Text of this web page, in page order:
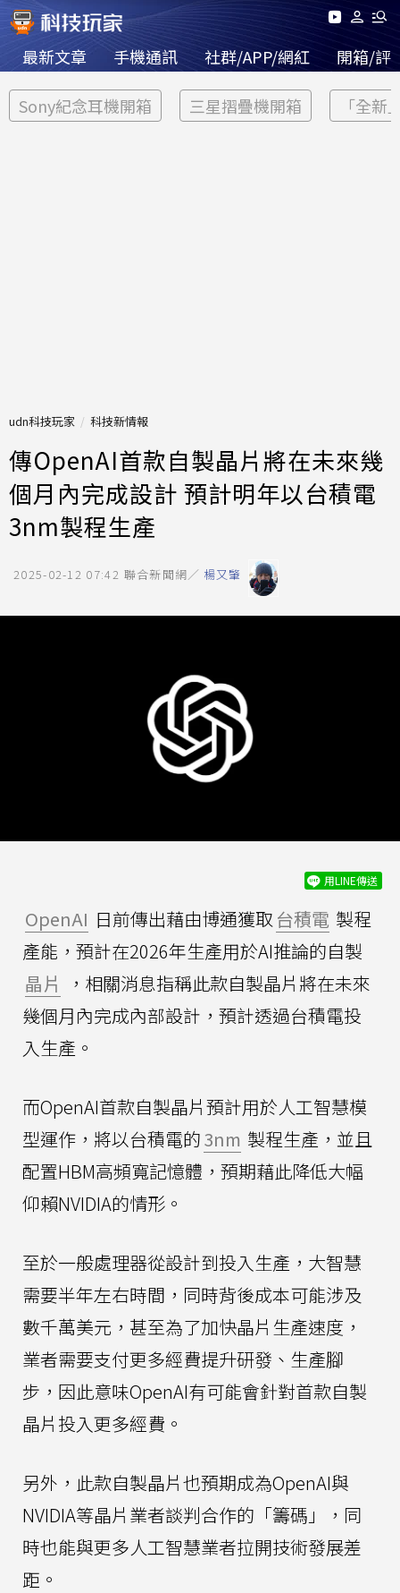
最新文章 手機通訊 社群/APP/網紅 開箱/評
Sony紀念耳機開箱 三星摺疊機開箱 「全新
udn科技玩家 科技新情報
傳OpenAI首款自製晶片將在未來幾
個月內完成設計 預計明年以台積電
3nm製程生產
2025-02-12 07:42 聯合新聞網／ 楊又肇
用LINE傳送
OpenAI 日前傳出藉由博通獲取 台積電 製程
產能，預計在2026年生產用於AI推論的自製
晶片
，相關消息指稱此款自製晶片將在未來
幾個月內完成內部設計，預計透過台積電投
入生產。
而OpenAI首款自製晶片預計用於人工智慧模
型運作，將以台積電的3nm 製程生產，並且
配置HBM高頻寬記憶體，預期藉此降低大幅
仰賴NVIDIA的情形。
至於一般處理器從設計到投入生產，大智慧
需要半年左右時間，同時背後成本可能涉及
數千萬美元，甚至為了加快晶片生產速度，
業者需要支付更多經費提升研發、生產腳
步，因此意味OpenAI有可能會針對首款自製
晶片投入更多經費。
另外，此款自製晶片也預期成為OpenAI與
NVIDIA等晶片業者談判合作的「籌碼」，同
時也能與更多人工智慧業者拉開技術發展差
距。